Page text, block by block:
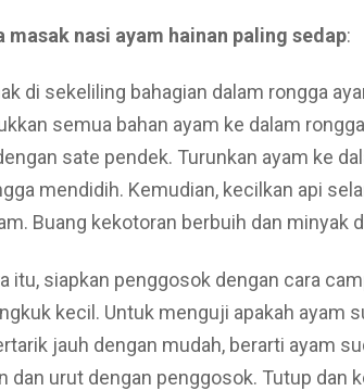
masak nasi ayam hainan paling sedap:
di sekeliling bahagian dalam rongga
semua bahan ayam ke dalam
sate pendek. Turunkan ayam ke
mendidih. Kemudian, kecilkan api
Buang kekotoran berbuih dan minyak
itu, siapkan penggosok dengan cara
kecil. Untuk menguji apakah ayam
jauh dengan mudah, berarti ayam
dan urut dengan penggosok. Tutup dan